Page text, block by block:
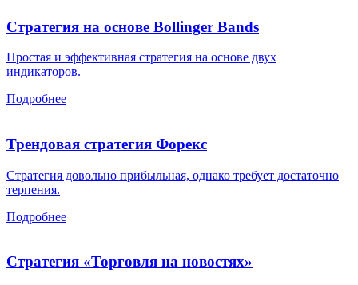
Стратегия на основе Bollinger Bands
Простая и эффективная стратегия на основе двух
индикаторов.
Подробнее
Трендовая стратегия Форекс
Стратегия довольно прибыльная, однако требует достаточно
терпения.
Подробнее
Стратегия «Торговля на новостях»